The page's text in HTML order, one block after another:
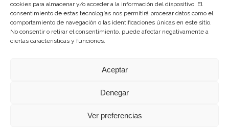
cookies para almacenar y/o acceder a la información del dispositivo. El
consentimiento de estas tecnologías nos permitirá procesar datos como el
comportamiento de navegación o las identificaciones únicas en este sitio.
No consentir o retirar el consentimiento, puede afectar negativamente a
ciertas características y funciones.
Aceptar
Denegar
Ver preferencias
parcialmente, por el Gobierno de Canarias
con fondos provenientes del presupuesto de gastos del Instituto Canario de
Calidad Agroalimentaria